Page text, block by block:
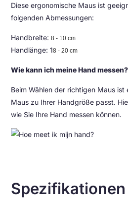
Diese ergonomische Maus ist
folgenden Abmessungen:
Handbreite:8 - 10 cm
Handlänge: 18 - 20 cm
Wie kann ich meine Hand messen?
Beim Wählen der richtigen Maus
Maus zu Ihrer Handgröße passt.
wie Sie Ihre Hand messen können.
Spezifikationen